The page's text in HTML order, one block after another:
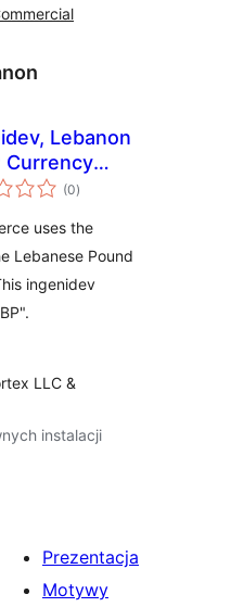
Lebanon
Currency
Changer
(0wszystkich
ocen
)
uses the
Lebanese Pound
LLC &
instalacji
Prezentacja
Motywy